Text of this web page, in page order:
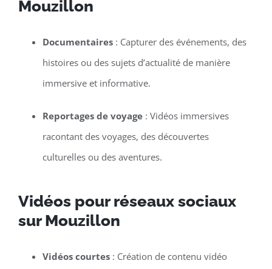
Mouzillon
Documentaires: Capturer des événements, des
histoires ou des sujets d’actualité de manière
immersive et informative.
Reportages de voyage: Vidéos immersives
racontant des voyages, des découvertes
culturelles ou des aventures.
Vidéos pour réseaux sociaux
sur Mouzillon
Vidéos courtes: Création de contenu vidéo